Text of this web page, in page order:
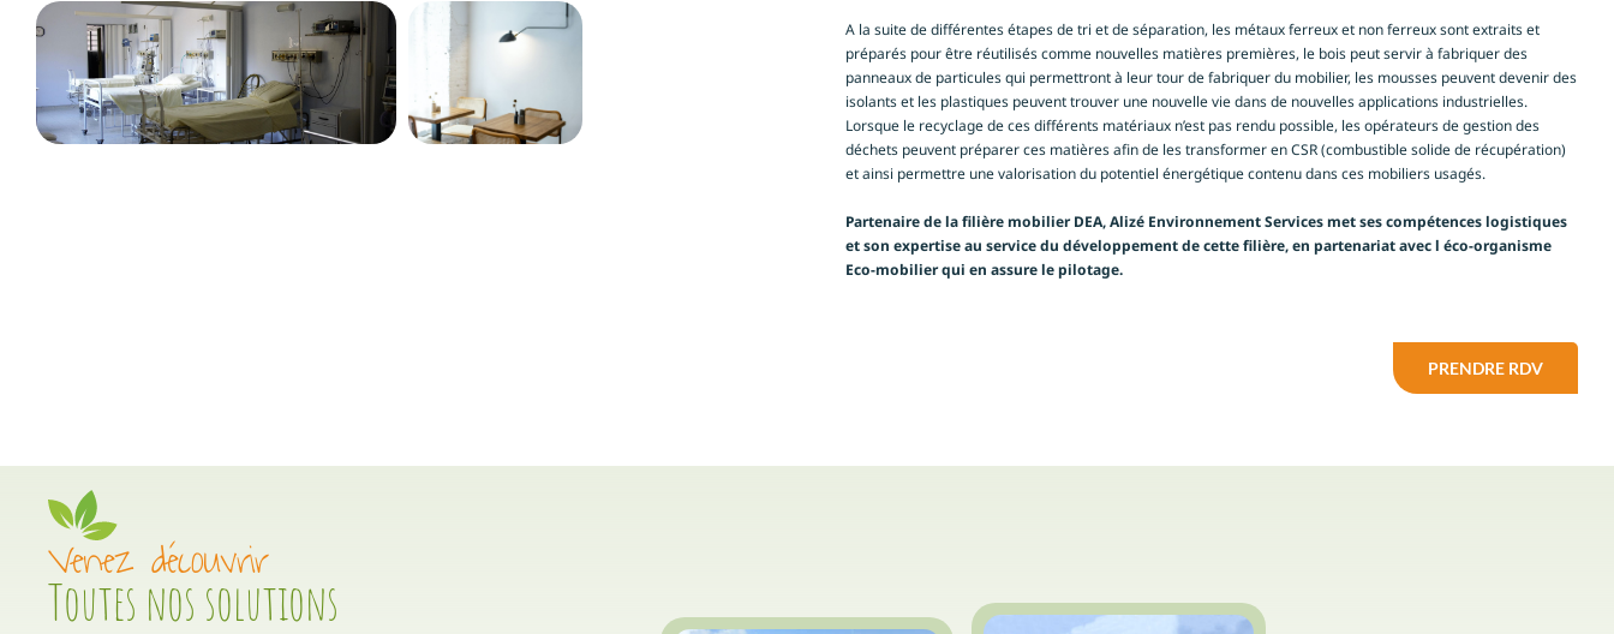
A la suite de différentes étapes de tri et de séparation, les métaux ferreux et non ferreux sont extraits et
préparés pour être réutilisés comme nouvelles matières premières, le bois peut servir à fabriquer des
panneaux de particules qui permettront à leur tour de fabriquer du mobilier, les mousses peuvent devenir des
isolants et les plastiques peuvent trouver une nouvelle vie dans de nouvelles applications industrielles.
Lorsque le recyclage de ces différents matériaux n’est pas rendu possible, les opérateurs de gestion des
déchets peuvent préparer ces matières afin de les transformer en CSR (combustible solide de récupération)
et ainsi permettre une valorisation du potentiel énergétique contenu dans ces mobiliers usagés.
Partenaire de la filière mobilier DEA, Alizé Environnement Services met ses compétences logistiques
et son expertise au service du développement de cette filière, en partenariat avec l éco-organisme
Eco-mobilier qui en assure le pilotage.
PRENDRE RDV
Venez découvrir
Toutes nos solutions